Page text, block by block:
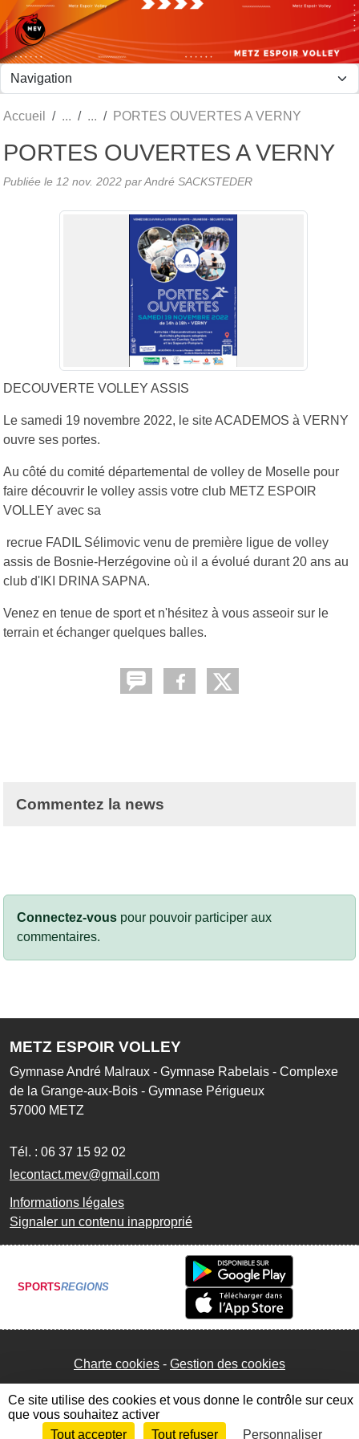
Accueil PORTES OUVERTES A VERNY
PORTES OUVERTES A VERNY
Publiée le 12 nov. 2022 par André SACKSTEDER
DECOUVERTE VOLLEY ASSIS
Le samedi 19 novembre 2022, le site ACADEMOS à VERNY
ouvre ses portes.
Au côté du comité départemental de volley de Moselle pour
faire découvrir le volley assis votre club METZ ESPOIR
VOLLEY avec sa
recrue FADIL Sélimovic venu de première ligue de volley
assis de Bosnie-Herzégovine où il a évolué durant 20 ans au
club d'IKI DRINA SAPNA.
Venez en tenue de sport et n'hésitez à vous asseoir sur le
terrain et échanger quelques balles.
Commentez la news
Connectez-vous pour pouvoir participer aux
commentaires.
METZ ESPOIR VOLLEY
Gymnase André Malraux - Gymnase Rabelais - Complexe
de la Grange-aux-Bois - Gymnase Périgueux
57000 METZ
Tél. : 06 37 15 92 02
lecontact.mev@gmail.com
Informations légales
Signaler un contenu inapproprié
SPORTSREGIONS
Charte cookies Gestion des cookies
Envie de participer ? Connexion
Panneau de gestion des cookies
Ce site utilise des cookies et vous donne le contrôle sur ceux
que vous souhaitez activer
Tout accepter
Tout refuser Personnaliser